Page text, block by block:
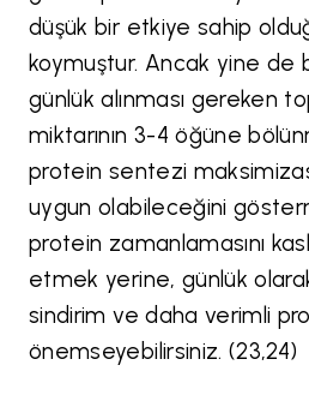
düşük bir etkiye sahip
koymuştur. Ancak yine de
günlük alınması gereken
miktarının 3-4 öğüne
protein sentezi
uygun olabileceğini
protein zamanlamasını
etmek yerine, günlük
sindirim ve daha verimli
önemseyebilirsiniz. (23,24)